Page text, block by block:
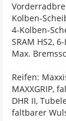
Kolben-
4-Kolben-
SRAM HS2,
Max.
Reifen:
MAXXGRIP,
DHR II,
faltbarer